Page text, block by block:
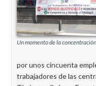
Un momento de la
por unos cincuenta
trabajadores de las